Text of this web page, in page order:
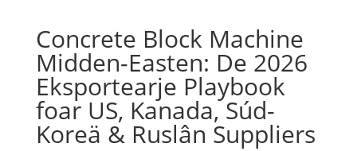
Concrete Block Machine
Midden-Easten: De 2026
Eksportearje Playbook
foar US, Kanada, Súd-
Koreä & Ruslân Suppliers